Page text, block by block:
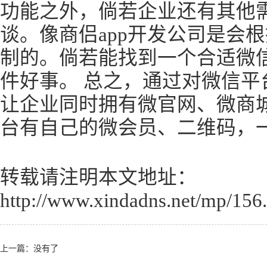
功能之外，倘若企业还有其他
谈。像商侣app开发公司是会
制的。倘若能找到一个合适微
件好事。 总之，通过对微信
让企业同时拥有微官网、微商
台有自己的微会员、二维码，
转载请注明本文地址：
http://www.xindadns.net/mp/
上一篇：没有了